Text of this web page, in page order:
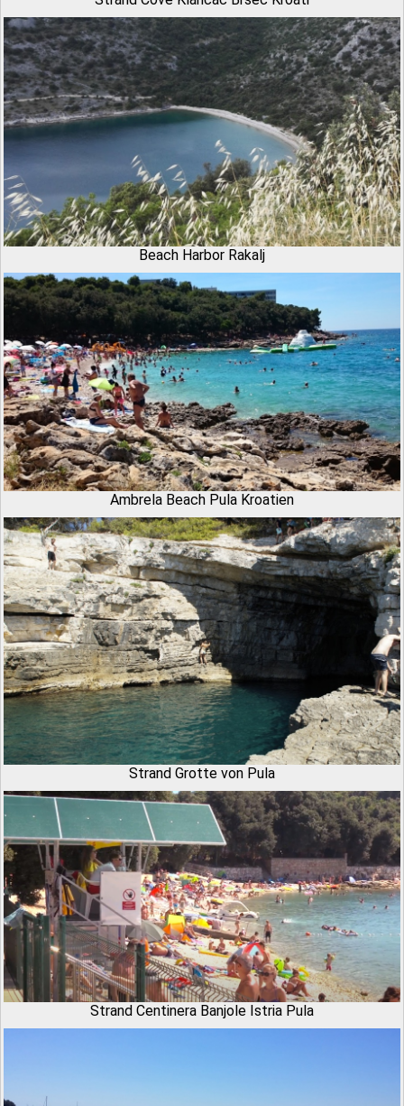
Beach Harbor Rakalj
Ambrela Beach Pula Kroatien
Strand Grotte von Pula
Strand Centinera Banjole Istria Pula